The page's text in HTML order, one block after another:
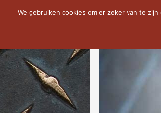
NOW TRENDING:
We gebruiken cookies om er zeker van te